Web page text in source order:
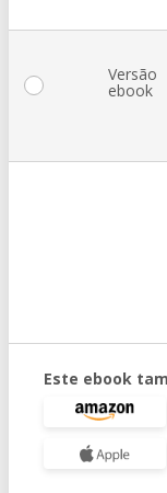
Versão
ebook
Este ebook